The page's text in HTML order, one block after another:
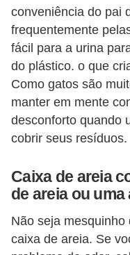
conveniência do pai
frequentemente
fácil para a urina
do plástico. o que
Como gatos são
manter em mente
desconforto quando
cobrir seus resíduos.
Caixa de areia
de areia ou uma
Não seja
caixa de areia. Se
o
r
n
a
e
n
a
i
s
R